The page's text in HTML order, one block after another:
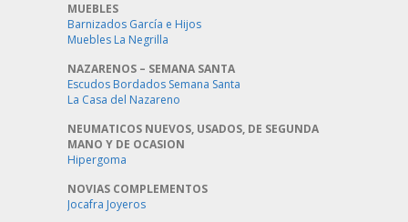
MUEBLES
Barnizados García e Hijos
Muebles La Negrilla
NAZARENOS – SEMANA SANTA
Escudos Bordados Semana Santa
La Casa del Nazareno
NEUMATICOS NUEVOS, USADOS, DE SEGUNDA
MANO Y DE OCASION
Hipergoma
NOVIAS COMPLEMENTOS
Jocafra Joyeros